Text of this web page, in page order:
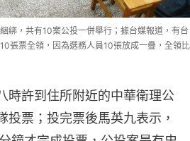
綁，共有10案公投一併舉行；據台媒報道，有台
張票全領，因為選務人員10張放成一疊，全領比
時許到住所附近的中華衛理公
投票；投完票後馬英九表示，